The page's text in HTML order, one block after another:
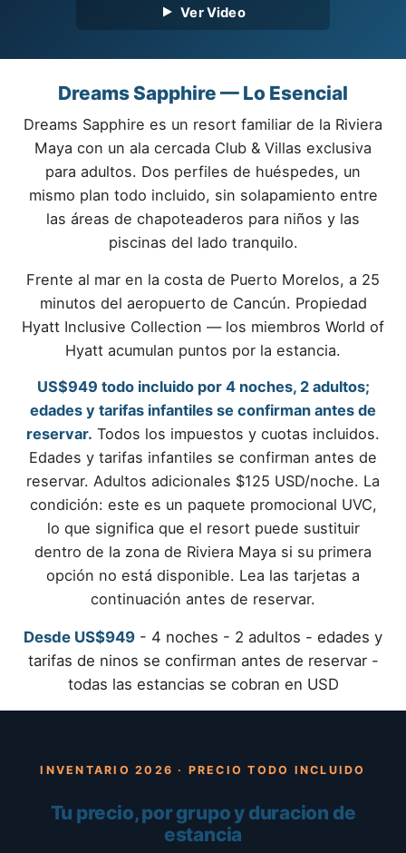
Ver Video
Dreams Sapphire — Lo Esencial
Dreams Sapphire es un resort familiar de la Riviera
Maya con un ala cercada Club & Villas exclusiva
para adultos. Dos perfiles de huéspedes, un
mismo plan todo incluido, sin solapamiento entre
las áreas de chapoteaderos para niños y las
piscinas del lado tranquilo.
Frente al mar en la costa de Puerto Morelos, a 25
minutos del aeropuerto de Cancún. Propiedad
Hyatt Inclusive Collection — los miembros World of
Hyatt acumulan puntos por la estancia.
US$949 todo incluido por 4 noches, 2 adultos;
edades y tarifas infantiles se confirman antes de
reservar. Todos los impuestos y cuotas incluidos.
Edades y tarifas infantiles se confirman antes de
reservar. Adultos adicionales $125 USD/noche. La
condición: este es un paquete promocional UVC,
lo que significa que el resort puede sustituir
dentro de la zona de Riviera Maya si su primera
opción no está disponible. Lea las tarjetas a
continuación antes de reservar.
Desde US$949 - 4 noches - 2 adultos - edades y
tarifas de ninos se confirman antes de reservar -
todas las estancias se cobran en USD
INVENTARIO 2026 · PRECIO TODO INCLUIDO
Tu precio, por grupo y duracion de
estancia